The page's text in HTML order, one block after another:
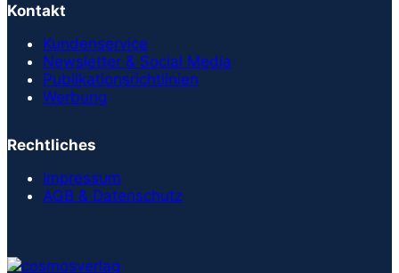
Kontakt
Kundenservice
Newsletter & Social Media
Publikationsrichtlinien
Werbung
Rechtliches
Impressum
AGB & Datenschutz